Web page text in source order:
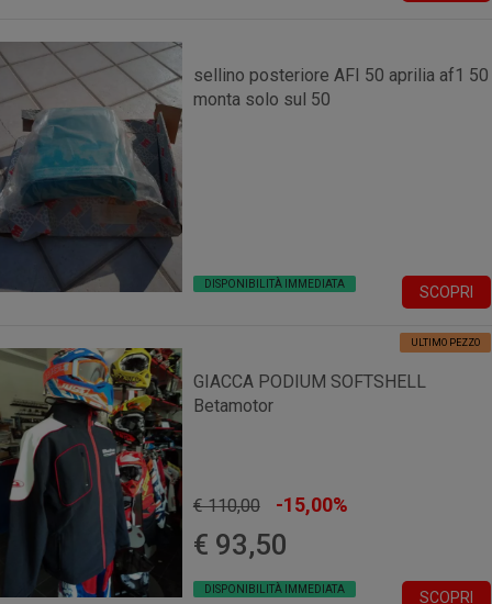
sellino posteriore AFI 50 aprilia af1 50
monta solo sul 50
DISPONIBILITÀ IMMEDIATA SCOPRI
ULTIMO PEZZO
GIACCA PODIUM SOFTSHELL
Betamotor
€ 110,00 -15,00%
€ 93,50
DISPONIBILITÀ IMMEDIATA SCOPRI